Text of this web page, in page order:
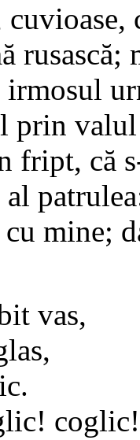
irmosul
prin
fript, că
mine;
vas,
coglic!